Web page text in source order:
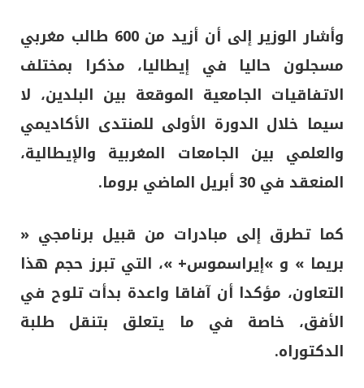
وأشار الوزير إلى أن أزيد من 600 طالب مغربي
مسجلون حاليا في إيطاليا، مذكرا بمختلف
الاتفاقيات الجامعية الموقعة بين البلدين، لا
سيما خلال الدورة الأولى للمنتدى الأكاديمي
والعلمي بين الجامعات المغربية والإيطالية،
المنعقد في 30 أبريل الماضي بروما.
كما تطرق إلى مبادرات من قبيل برنامجي «
بريما » و »إيراسموس+ »، التي تبرز حجم هذا
التعاون، مؤكدا أن آفاقا واعدة بدأت تلوح في
الأفق، خاصة في ما يتعلق بتنقل طلبة
الدكتوراه.